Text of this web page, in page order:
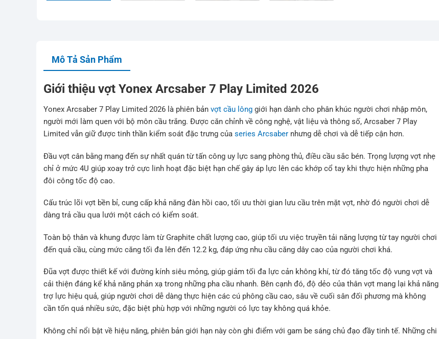
Mô Tả Sản Phẩm
Giới thiệu vợt Yonex Arcsaber 7 Play Limited 2026
Yonex Arcsaber 7 Play Limited 2026 là phiên bảnvợt cầu lông giới hạn dành cho phân khúc người chơi nhập môn,
người mới làm quen với bộ môn cầu trắng. Được căn chỉnh về công nghệ, vật liệu và thông số, Arcsaber 7 Play
Limited vẫn giữ được tinh thần kiểm soát đặc trưng của series Arcsaber nhưng dễ chơi và dễ tiếp cận hơn.
Đầu vợt cân bằng mang đến sự nhất quán từ tấn công uy lực sang phòng thủ, điều cầu sắc bén. Trọng lượng vợt nhẹ
chỉ ở mức 4U giúp xoay trở cực linh hoạt đặc biệt hạn chế gây áp lực lên các khớp cổ tay khi thực hiện những pha
đôi công tốc độ cao.
Cấu trúc lõi vợt bền bỉ, cung cấp khả năng đàn hồi cao, tối ưu thời gian lưu cầu trên mặt vợt, nhờ đó người chơi dễ
dàng trả cầu qua lưới một cách có kiểm soát.
Toàn bộ thân và khung được làm từ Graphite chất lượng cao, giúp tối ưu việc truyền tải năng lượng từ tay người chơi
đến quả cầu, cùng mức căng tối đa lên đến 12.2 kg, đáp ứng nhu cầu căng dây cao của người chơi khá.
Đũa vợt được thiết kế với đường kính siêu mỏng, giúp giảm tối đa lực cản không khí, từ đó tăng tốc độ vung vợt và
cải thiện đáng kể khả năng phản xạ trong những pha cầu nhanh. Bên cạnh đó, độ dẻo của thân vợt mang lại khả năng
trợ lực hiệu quả, giúp người chơi dễ dàng thực hiện các cú phông cầu cao, sâu về cuối sân đối phương mà không
cần tốn quá nhiều sức, đặc biệt phù hợp với những người có lực tay không quá khỏe.
Không chỉ nổi bật về hiệu năng, phiên bản giới hạn này còn ghi điểm với gam be sáng chủ đạo đầy tinh tế. Những chi